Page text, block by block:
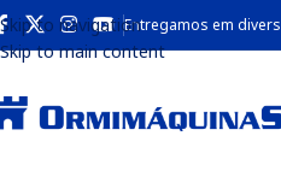
Skip to navigation
Skip to main content
Entregamos em